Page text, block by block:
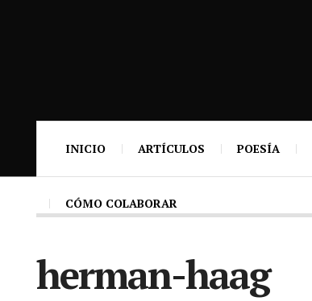
INICIO ARTÍCULOS POESÍA
CÓMO COLABORAR
herman-haag